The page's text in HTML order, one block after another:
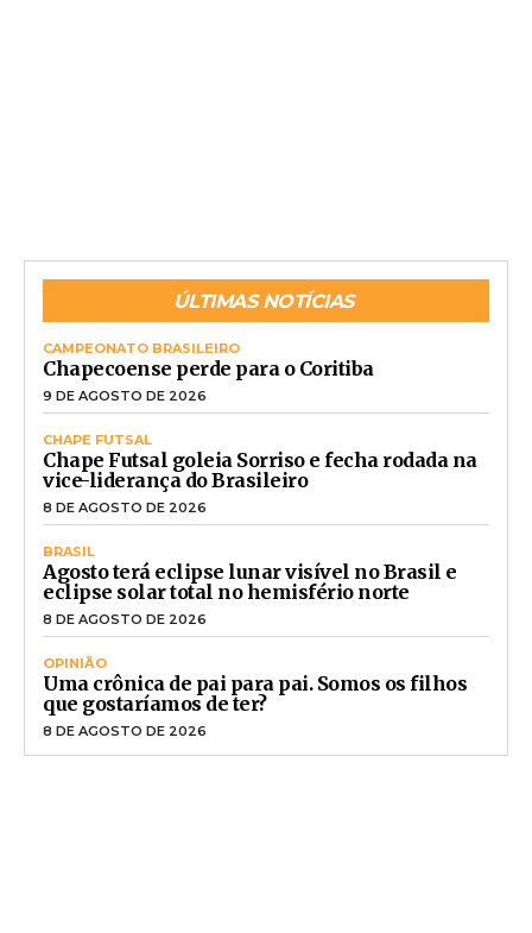
ÚLTIMAS NOTÍCIAS
CAMPEONATO BRASILEIRO
Chapecoense perde para o Coritiba
9 DE AGOSTO DE 2026
CHAPE FUTSAL
Chape Futsal goleia Sorriso e fecha rodada na
vice-liderança do Brasileiro
8 DE AGOSTO DE 2026
BRASIL
Agosto terá eclipse lunar visível no Brasil e
eclipse solar total no hemisfério norte
8 DE AGOSTO DE 2026
OPINIÃO
Uma crônica de pai para pai. Somos os filhos
que gostaríamos de ter?
8 DE AGOSTO DE 2026